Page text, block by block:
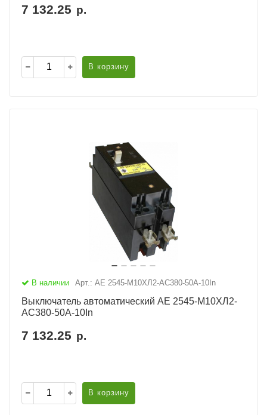
7 132.25 р.
В корзину
В наличии Арт.: АЕ 2545-М10ХЛ2-AC380-50А-10In
Выключатель автоматический АЕ 2545-М10ХЛ2-
AC380-50А-10In
7 132.25 р.
В корзину